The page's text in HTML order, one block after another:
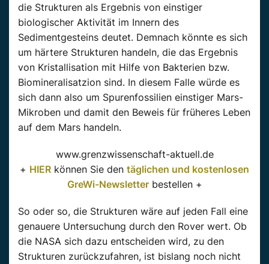
die Strukturen als Ergebnis von einstiger
biologischer Aktivität im Innern des
Sedimentgesteins deutet. Demnach könnte es sich
um härtere Strukturen handeln, die das Ergebnis
von Kristallisation mit Hilfe von Bakterien bzw.
Biomineralisatzion sind. In diesem Falle würde es
sich dann also um Spurenfossilien einstiger Mars-
Mikroben und damit den Beweis für früheres Leben
auf dem Mars handeln.
www.grenzwissenschaft-aktuell.de
+ HIER können Sie den täglichen und kostenlosen
GreWi-Newsletterbestellen +
So oder so, die Strukturen wäre auf jeden Fall eine
genauere Untersuchung durch den Rover wert. Ob
die NASA sich dazu entscheiden wird, zu den
Strukturen zurückzufahren, ist bislang noch nicht